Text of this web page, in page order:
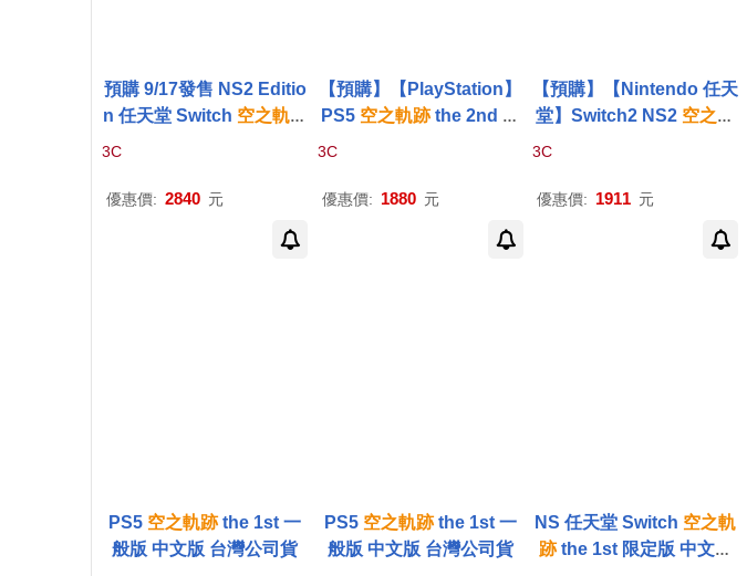
預購 9/17發售 NS2 Editio
n 任天堂 Switch 空之軌跡
the 2nd 限定版 中文版 台
3C
優惠價: 2840 元
【預購】【PlayStation】
PS5 空之軌跡the 2nd 中
文版 台灣公司貨 預購 202
3C
優惠價: 1880 元
【預購】【Nintendo 任天
堂】Switch2 NS2 空之軌
跡
3C
優惠價: 1911 元
PS5 空之軌跡the 1st 一
般版 中文版 台灣公司貨
PS5 空之軌跡the 1st 一
般版 中文版 台灣公司貨
NS 任天堂 Switch 空之軌
跡the 1st 限定版 中文版